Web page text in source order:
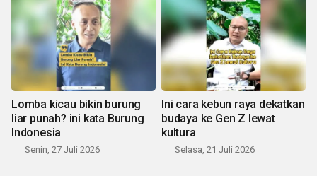
Lomba kicau bikin burung
liar punah? ini kata Burung
Indonesia
Senin, 27 Juli 2026
Ini cara kebun raya dekatkan
budaya ke Gen Z lewat
kultura
Selasa, 21 Juli 2026